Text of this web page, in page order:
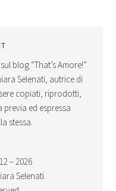
blog “That’s Amore!”
Selenati, autrice di
copiati, riprodotti,
ed espressa
stessa.
– 2026
Selenati.